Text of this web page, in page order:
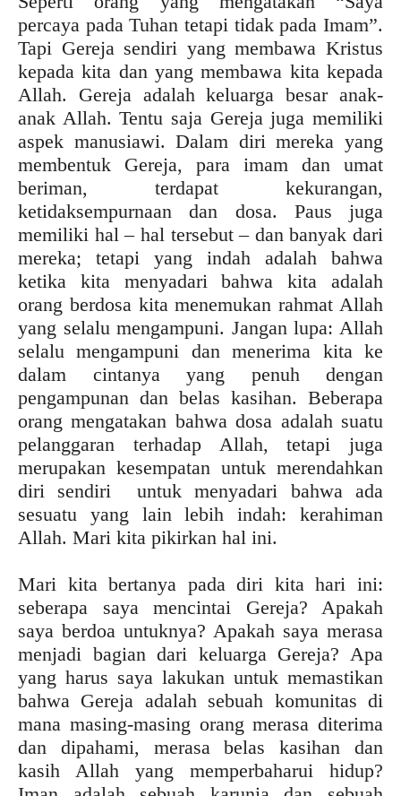
percaya pada Tuhan tetapi tidak pada Imam”.
Tapi Gereja sendiri yang membawa Kristus
kepada kita dan yang membawa kita kepada
Allah. Gereja adalah keluarga besar anak-
anak Allah. Tentu saja Gereja juga memiliki
aspek manusiawi. Dalam diri mereka yang
membentuk Gereja, para imam dan umat
beriman, terdapat kekurangan,
ketidaksempurnaan dan dosa. Paus juga
memiliki hal – hal tersebut – dan banyak dari
mereka; tetapi yang indah adalah bahwa
ketika kita menyadari bahwa kita adalah
orang berdosa kita menemukan rahmat Allah
yang selalu mengampuni. Jangan lupa: Allah
selalu mengampuni dan menerima kita ke
dalam cintanya yang penuh dengan
pengampunan dan belas kasihan. Beberapa
orang mengatakan bahwa dosa adalah suatu
pelanggaran terhadap Allah, tetapi juga
merupakan kesempatan untuk merendahkan
diri sendiri untuk menyadari bahwa ada
sesuatu yang lain lebih indah: kerahiman
Allah. Mari kita pikirkan hal ini.
Mari kita bertanya pada diri kita hari ini:
seberapa saya mencintai Gereja? Apakah
saya berdoa untuknya? Apakah saya merasa
menjadi bagian dari keluarga Gereja? Apa
yang harus saya lakukan untuk memastikan
bahwa Gereja adalah sebuah komunitas di
mana masing-masing orang merasa diterima
dan dipahami, merasa belas kasihan dan
kasih Allah yang memperbaharui hidup?